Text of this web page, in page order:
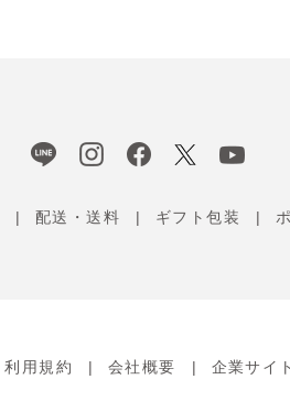
配送・送料 ギフト包装
利用規約 会社概要 企業サイト